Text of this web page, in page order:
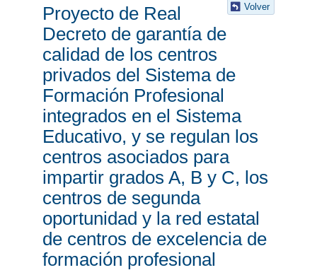
Volver
Proyecto de Real
Decreto de garantía de
calidad de los centros
privados del Sistema de
Formación Profesional
integrados en el Sistema
Educativo, y se regulan los
centros asociados para
impartir grados A, B y C, los
centros de segunda
oportunidad y la red estatal
de centros de excelencia de
formación profesional